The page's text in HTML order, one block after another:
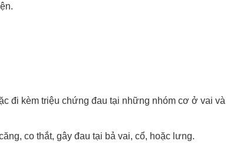
đi kèm triệu chứng đau tại những nhóm cơ ở vai và
co thắt, gây đau tại bả vai, cổ, hoặc lưng.